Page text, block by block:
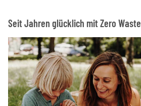
Seit Jahren glücklich mit Zero Waste